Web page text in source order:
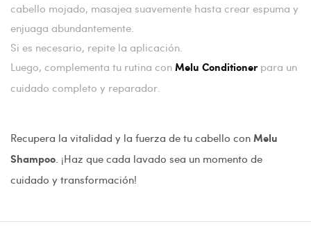
cabello mojado, masajea suavemente hasta crear espuma y
enjuaga abundantemente.
Si es necesario, repite la aplicación.
Luego, complementa tu rutina con Melu Conditionerpara un
cuidado completo y reparador.
Recupera la vitalidad y la fuerza de tu cabello con Melu
Shampoo . ¡Haz que cada lavado sea un momento de
cuidado y transformación!